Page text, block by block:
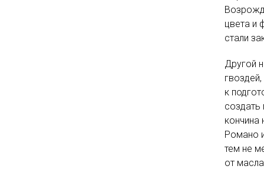
цвета и
стали
Другой
к
кончина
Романо
тем не
от